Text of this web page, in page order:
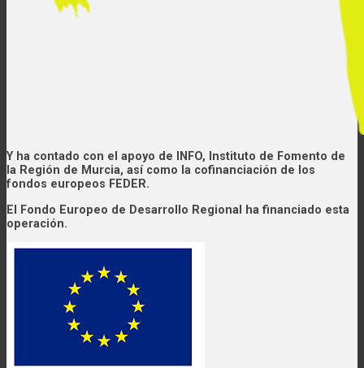
Y ha contado con el apoyo de INFO, Instituto de Fomento de
la Región de Murcia, así como la cofinanciación de los
fondos europeos FEDER.
El Fondo Europeo de Desarrollo Regional ha financiado esta
operación.